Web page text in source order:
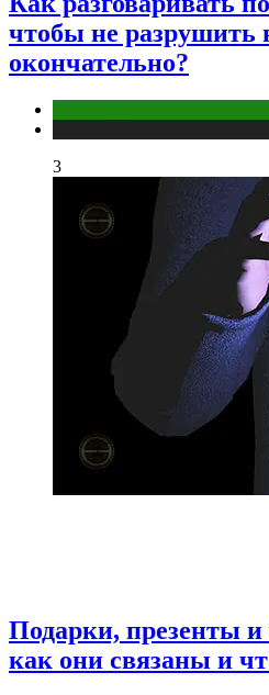
чтобы не разрушить
окончательно?
3
Подарки, презенты и
как они связаны и